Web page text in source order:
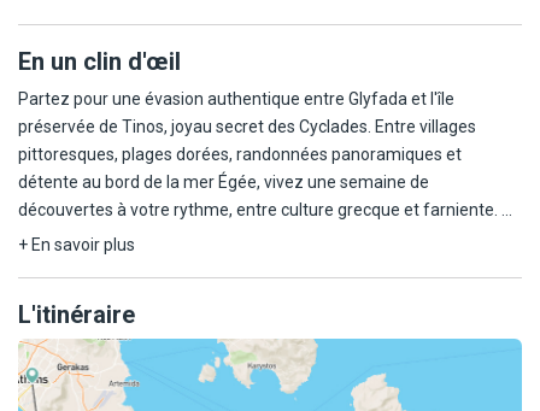
En un clin d'œil
Partez pour une évasion authentique entre Glyfada et l'île
préservée de Tinos, joyau secret des Cyclades. Entre villages
pittoresques, plages dorées, randonnées panoramiques et
détente au bord de la mer Égée, vivez une semaine de
découvertes à votre rythme, entre culture grecque et farniente. Un
séjour alliant liberté, charme et sérénité au cœur de la Grèce
+ En savoir plus
L'itinéraire